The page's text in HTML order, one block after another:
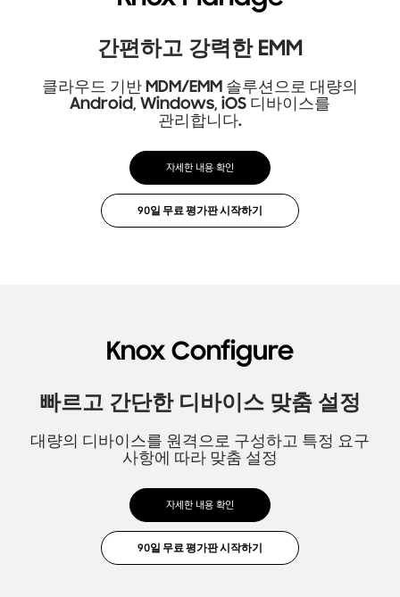
간편하고 강력한 EMM
클라우드 기반 MDM/EMM 솔루션으로 대량의
Android, Windows, iOS 디바이스를
관리합니다.
자세한 내용 확인
Knox Configure
빠르고 간단한 디바이스 맞춤 설정
대량의 디바이스를 원격으로 구성하고 특정 요구
사항에 따라 맞춤 설정
자세한 내용 확인